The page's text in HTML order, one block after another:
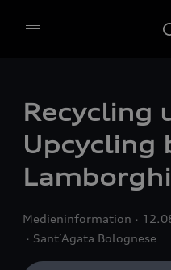
Recycling
Upcycling
Medieninformation
Sant’Agata Bolognese